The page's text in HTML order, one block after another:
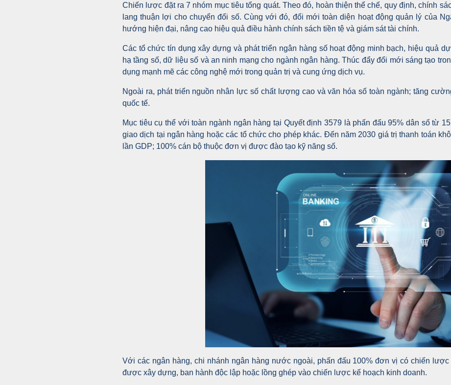
Chiến lược đặt ra 7 nhóm mục tiêu tổng quát. Theo đó, hoàn thiện thể chế, quy định, chính
lang thuận lợi cho chuyển đổi số. Cùng với đó, đổi mới toàn diện hoạt động quản lý của
hướng hiện đại, nâng cao hiệu quả điều hành chính sách tiền tệ và giám sát tài chính.
Các tổ chức tín dụng xây dựng và phát triển ngân hàng số hoạt động minh bạch, hiệu quả
hạ tầng số, dữ liệu số và an ninh mạng cho ngành ngân hàng. Thúc đẩy đổi mới sáng tạo
dụng mạnh mẽ các công nghệ mới trong quản trị và cung ứng dịch vụ.
Ngoài ra, phát triển nguồn nhân lực số chất lượng cao và văn hóa số toàn ngành; tăng
quốc tế.
Mục tiêu cụ thể với toàn ngành ngân hàng tại Quyết định 3579 là phấn đấu 95% dân số từ
giao dịch tại ngân hàng hoặc các tổ chức cho phép khác. Đến năm 2030 giá trị thanh toán
lần GDP; 100% cán bộ thuộc đơn vị được đào tạo kỹ năng số.
Với các ngân hàng, chi nhánh ngân hàng nước ngoài, phấn đấu 100% đơn vị có chiến
được xây dựng, ban hành độc lập hoặc lồng ghép vào chiến lược kế hoạch kinh doanh.